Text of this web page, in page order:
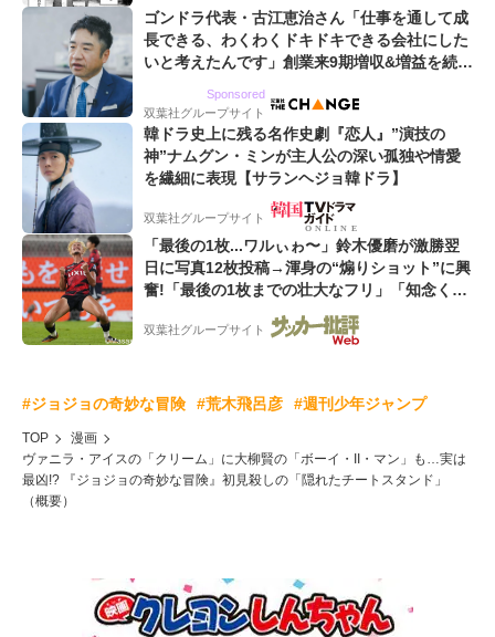
ゴンドラ代表・古江恵治さん「仕事を通して成
長できる、わくわくドキドキできる会社にした
いと考えたんです」創業来9期増収&増益を続け
Sponsored
双葉社グループサイト
韓ドラ史上に残る名作史劇『恋人』”演技の
神”ナムグン・ミンが主人公の深い孤独や情愛
を繊細に表現【サランヘジョ韓ドラ】
双葉社グループサイト
「最後の1枚...ワルぃゎ〜」鈴木優磨が激勝翌
日に写真12枚投稿→渾身の“煽りショット”に興
奮!「最後の1枚までの壮大なフリ」「知念くん
のことどんだけ好きなんよw」
双葉社グループサイト
#ジョジョの奇妙な冒険 #荒木飛呂彦 #週刊少年ジャンプ
TOP
漫画
ヴァニラ・アイスの「クリーム」に大柳賢の「ボーイ・II・マン」も…実は
最凶!? 『ジョジョの奇妙な冒険』初見殺しの「隠れたチートスタンド」
（概要）